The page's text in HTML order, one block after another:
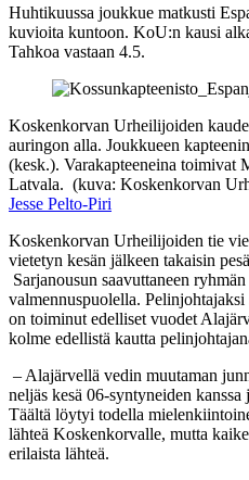
Huhtikuussa joukkue matkusti
kuvioita kuntoon. KoU:n kausi
Tahkoa vastaan 4.5.
Koskenkorvan Urheilijoiden
auringon alla. Joukkueen
(kesk.). Varakapteeneina toimivat
Latvala. (kuva: Koskenkorvan
Jesse Pelto-Piri
Koskenkorvan Urheilijoiden tie
vietetyn kesän jälkeen takaisin
Sarjanousun saavuttaneen
valmennuspuolella. Pelinjohtajaksi
on toiminut edelliset vuodet
kolme edellistä kautta
– Alajärvellä vedin muutaman
neljäs kesä 06-syntyneiden
Täältä löytyi todella
lähteä Koskenkorvalle, mutta
erilaista lähteä.